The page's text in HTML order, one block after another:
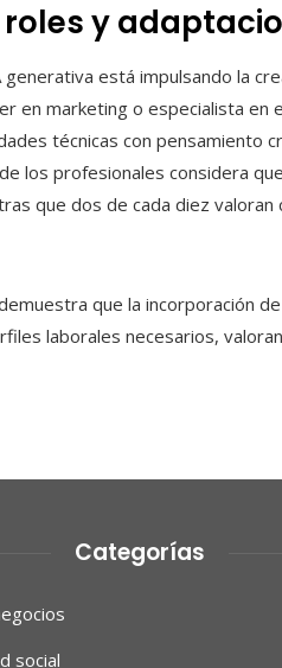
roles y
generativa está impulsando la
en marketing o especialista en
técnicas con pensamiento
los profesionales considera
que dos de cada diez
que la incorporación
laborales necesarios,
Categorías
social